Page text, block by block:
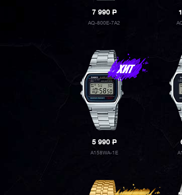
7 990P
AQ-800E-7A2
5 990P
A158WA-1E